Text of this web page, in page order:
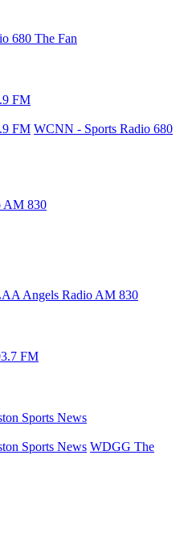
680 The Fan
FM
FM WCNN - Sports Radio 680
AM 830
Angels Radio AM 830
FM
Sports News
Sports News WDGG The